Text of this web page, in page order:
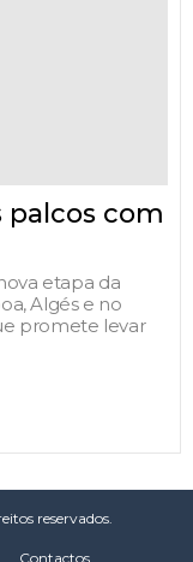
palcos com
etapa da
Algés e no
promete levar
reservados.
Contactos